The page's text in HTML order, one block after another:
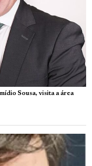
Sousa, visita a área